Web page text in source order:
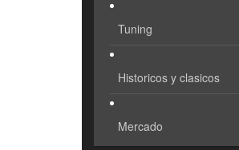
Tuning
Historicos y clasicos
Mercado